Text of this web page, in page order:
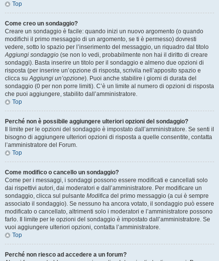
Top
Come creo un sondaggio?
Creare un sondaggio è facile: quando inizi un nuovo argomento (o quando
modifichi il primo messaggio di un argomento, se ti è permesso) dovresti
vedere, sotto lo spazio per l’inserimento del messaggio, un riquadro dal titolo
Aggiungi sondaggio (se non lo vedi, probabilmente non hai il diritto di creare
sondaggi). Basta inserire un titolo per il sondaggio e almeno due opzioni di
risposta (per inserire un’opzione di risposta, scrivila nell’apposito spazio e
clicca suAggiungi un’opzione). Puoi anche stabilire i giorni di durata del
sondaggio (0 per non porre limiti). C’è un limite al numero di opzioni di risposta
che puoi aggiungere, stabilito dall’amministratore.
Top
Perché non è possibile aggiungere ulteriori opzioni del sondaggio?
Il limite per le opzioni del sondaggio è impostato dall’amministratore. Se senti il
bisogno di aggiungere ulteriori opzioni di risposta a quelle consentite, contatta
l’amministratore del Forum.
Top
Come modifico o cancello un sondaggio?
Come per i messaggi, i sondaggi possono essere modificati e cancellati solo
dai rispettivi autori, dai moderatori e dall’amministratore. Per modificare un
sondaggio, clicca sul pulsante Modifica del primo messaggio (a cui è sempre
associato il sondaggio). Se nessuno ha ancora votato, il sondaggio può essere
modificato o cancellato, altrimenti solo i moderatori e l’amministratore possono
farlo. Il limite per le opzioni del sondaggio è impostato dall’amministratore. Se
vuoi aggiungere ulteriori opzioni, contatta l’amministratore.
Top
Perché non riesco ad accedere a un forum?